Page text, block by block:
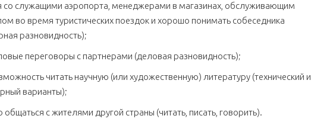
со служащими аэропорта, менеджерами в магазинах, обслуживающим
во время туристических поездок и хорошо понимать собеседника
разновидность);
переговоры с партнерами (деловая разновидность);
читать научную (или художественную) литературу (технический и
варианты);
общаться с жителями другой страны (читать, писать, говорить).